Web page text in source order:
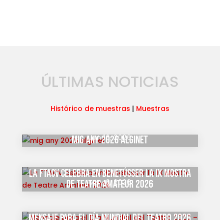
ÚLTIMAS NOTICIAS
Histórico de muestras | Muestras
mig any 2026 alginet
Jun 16, 2026
La FTACV celebra en Benetússer la IX Mostra
de Teatre Amateur 2026
May 6, 2026